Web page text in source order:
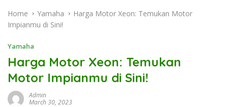
Home Yamaha
Harga Motor Xeon: Temukan Motor
Impianmu di Sini!
Yamaha
Harga Motor Xeon: Temukan
Motor Impianmu di Sini!
Admin
March 30, 2023